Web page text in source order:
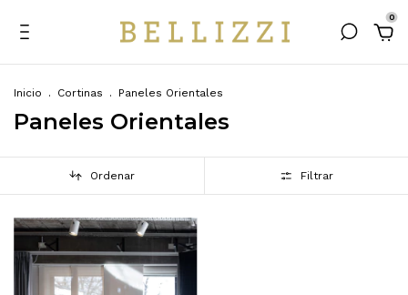
0
Inicio . Cortinas . Paneles Orientales
Paneles Orientales
Ordenar Filtrar